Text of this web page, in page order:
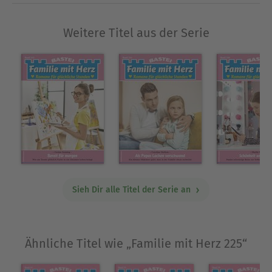
Weitere Titel aus der Serie
Sieh Dir alle Titel der Serie an
Ähnliche Titel wie „Familie mit Herz 225“